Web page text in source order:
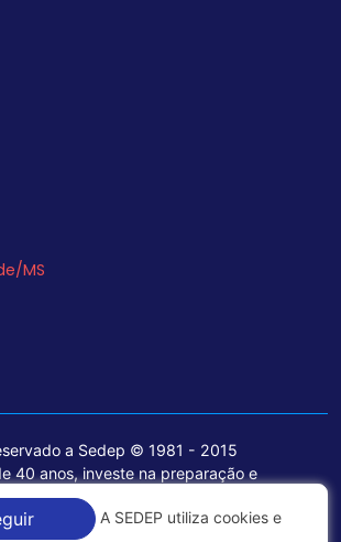
MS
a Sedep © 1981 - 2015
40 anos, investe na preparação e
e na aquisição de tecnologia de
de seu portfólio de serviços voltados
A SEDEP utiliza cookies e